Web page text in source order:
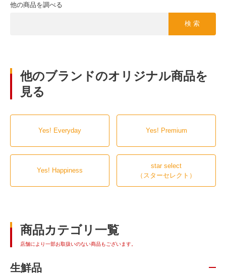
他の商品を調べる
検 索
他のブランドのオリジナル商品を
見る
Yes! Everyday Yes! Premium
Yes! Happiness
star select
（スターセレクト）
商品カテゴリ一覧
店舗により一部お取扱いのない商品もございます。
生鮮品